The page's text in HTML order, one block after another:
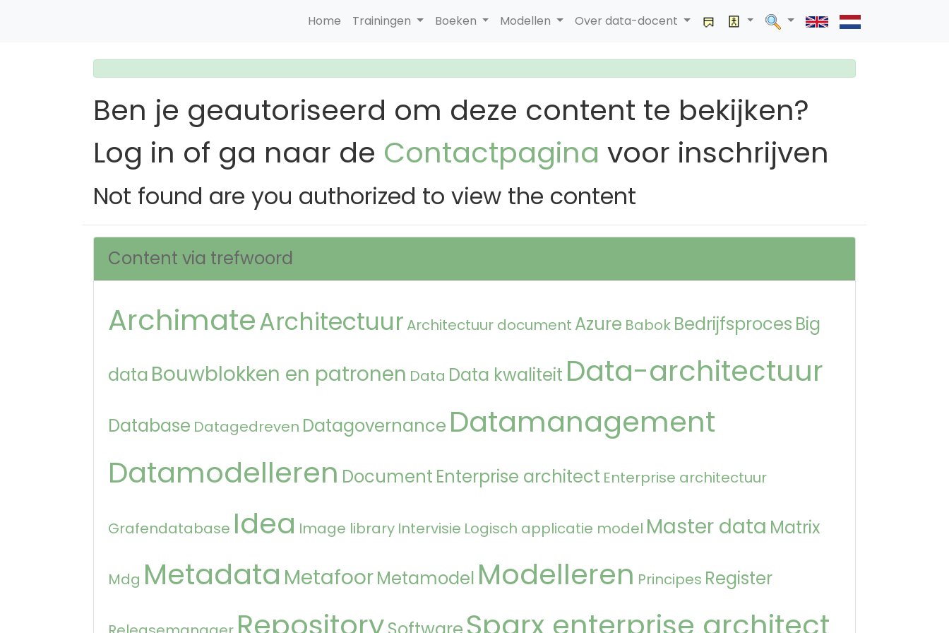
Home Trainingen Boeken Modellen Over data-docent
Ben je geautoriseerd om deze content te bekijken?
Log in of ga naar de Contactpagina voor inschrijven
Not found are you authorized to view the content
Content via trefwoord
ArchimateArchitectuur Architectuur document Azure Babok Bedrijfsproces Big
data Bouwblokken en patronen Data Data kwaliteit Data-architectuur
Database Datagedreven Datagovernance Datamanagement
Datamodelleren Document Enterprise architect Enterprise architectuur
Grafendatabase Idea Image library Intervisie Logisch applicatie model Master data Matrix
Mdg Metadata MetafoorMetamodel Modelleren Principes Register